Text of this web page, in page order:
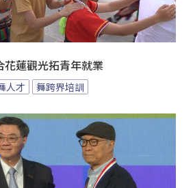
花蓮觀光拓青年就業
人才 舞跨界培訓